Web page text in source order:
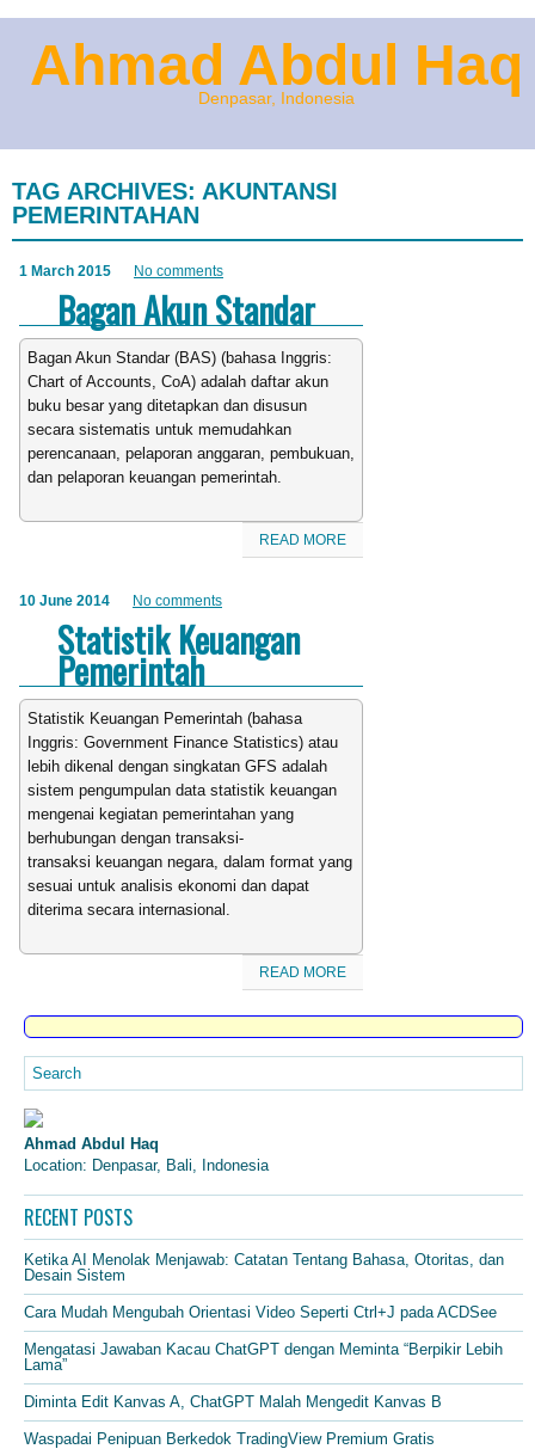
Ahmad Abdul Haq
Denpasar, Indonesia
TAG ARCHIVES: AKUNTANSI
PEMERINTAHAN
1 March 2015 No comments
Bagan Akun Standar
Bagan Akun Standar (BAS) (bahasa Inggris:
Chart of Accounts, CoA) adalah daftar akun
buku besar yang ditetapkan dan disusun
secara sistematis untuk memudahkan
perencanaan, pelaporan anggaran, pembukuan,
dan pelaporan keuangan pemerintah.
READ MORE
10 June 2014 No comments
Statistik Keuangan
Pemerintah
Statistik Keuangan Pemerintah (bahasa
Inggris: Government Finance Statistics) atau
lebih dikenal dengan singkatan GFS adalah
sistem pengumpulan data statistik keuangan
mengenai kegiatan pemerintahan yang
berhubungan dengan transaksi-
transaksi keuangan negara, dalam format yang
sesuai untuk analisis ekonomi dan dapat
diterima secara internasional.
READ MORE
Ahmad Abdul Haq
Location: Denpasar, Bali, Indonesia
RECENT POSTS
Ketika AI Menolak Menjawab: Catatan Tentang Bahasa, Otoritas, dan
Desain Sistem
Cara Mudah Mengubah Orientasi Video Seperti Ctrl+J pada ACDSee
Mengatasi Jawaban Kacau ChatGPT dengan Meminta “Berpikir Lebih
Lama”
Diminta Edit Kanvas A, ChatGPT Malah Mengedit Kanvas B
Waspadai Penipuan Berkedok TradingView Premium Gratis